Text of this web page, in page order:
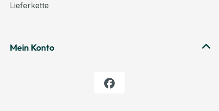
Lieferkette
Mein Konto